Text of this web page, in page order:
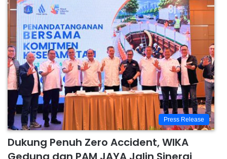
Press Release
Dukung Penuh Zero Accident, WIKA